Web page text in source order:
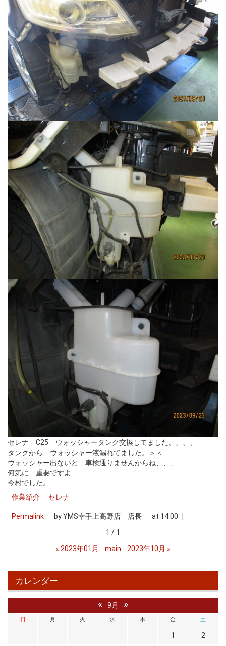
セレナ C25 ウォッシャータンク交換してました、、、、
タンクから ウォッシャー液漏れてました。＞＜
ウォッシャー出ないと 車検通りませんからね、、、
何気に 重要ですよ
今村でした。
作業紹介
セレナ
Permalink by YMS幸手上高野店 店長
at 14:00
1 / 1
« 2023年01月 main 2023年10月 »
カレンダー
« 9月 »
日 月 火 水 木 金 土
1 2